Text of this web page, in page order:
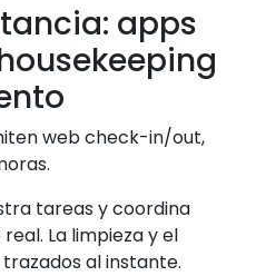
apps
web check-in/out,
tareas y coordina
La limpieza y el
al instante.